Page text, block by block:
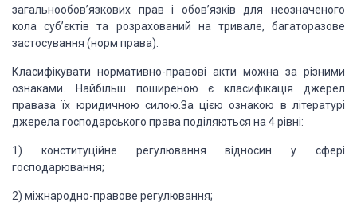
загальнообов’язкових прав і обов’язків для неозначеного
кола суб’єктів та розрахований на тривале, багаторазове
застосування (норм права).
Класифікувати нормативно-правові акти можна за різними
ознаками. Найбільш поширеною є класифікація джерел
праваза їх юридичною силою.За цією ознакою в літературі
джерела господарського права поділяються на 4 рівні:
1) конституційне регулювання відносин у сфері
господарювання;
2) міжнародно-правове регулювання;